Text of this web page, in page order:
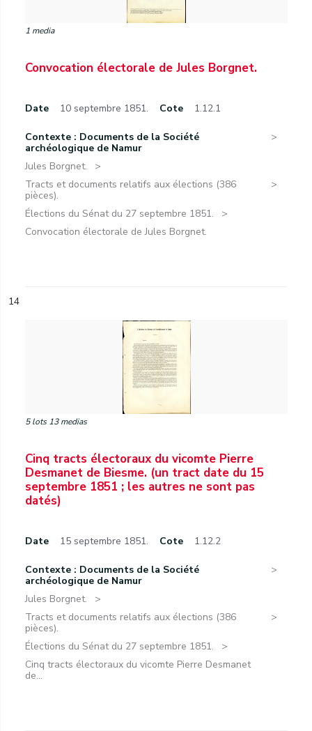
1 media
Convocation électorale de Jules Borgnet.
Date 10 septembre 1851. Cote 1.12.1
Contexte : Documents de la Société
archéologique de Namur
Jules Borgnet.
Tracts et documents relatifs aux élections (386
pièces).
Élections du Sénat du 27 septembre 1851.
Convocation électorale de Jules Borgnet.
14
5 lots 13 medias
Cinq tracts électoraux du vicomte Pierre
Desmanet de Biesme. (un tract date du 15
septembre 1851 ; les autres ne sont pas
datés)
Date 15 septembre 1851. Cote 1.12.2
Contexte : Documents de la Société
archéologique de Namur
Jules Borgnet.
Tracts et documents relatifs aux élections (386
pièces).
Élections du Sénat du 27 septembre 1851.
Cinq tracts électoraux du vicomte Pierre Desmanet
de...